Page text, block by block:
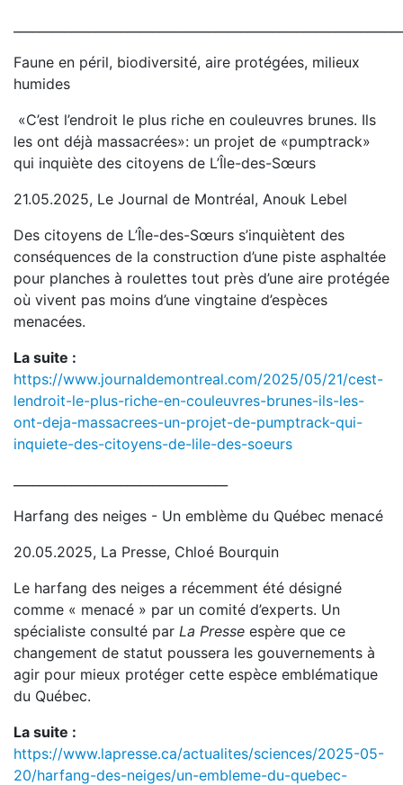
Faune en péril, biodiversité, aire protégées, milieux
humides
«C’est l’endroit le plus riche en couleuvres brunes. Ils
les ont déjà massacrées»: un projet de «pumptrack»
qui inquiète des citoyens de L’Île-des-Sœurs
21.05.2025, Le Journal de Montréal, Anouk Lebel
Des citoyens de L’Île-des-Sœurs s’inquiètent des
conséquences de la construction d’une piste asphaltée
pour planches à roulettes tout près d’une aire protégée
où vivent pas moins d’une vingtaine d’espèces
menacées.
La suite :
https://www.journaldemontreal.com/2025/05/21/cest-
lendroit-le-plus-riche-en-couleuvres-brunes-ils-les-
ont-deja-massacrees-un-projet-de-pumptrack-qui-
inquiete-des-citoyens-de-lile-des-soeurs
Harfang des neiges - Un emblème du Québec menacé
20.05.2025, La Presse, Chloé Bourquin
Le harfang des neiges a récemment été désigné
comme « menacé » par un comité d’experts. Un
spécialiste consulté par La Presse espère que ce
changement de statut poussera les gouvernements à
agir pour mieux protéger cette espèce emblématique
du Québec.
La suite :
https://www.lapresse.ca/actualites/sciences/2025-05-
20/harfang-des-neiges/un-embleme-du-quebec-